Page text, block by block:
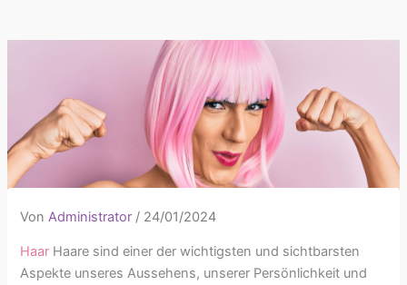
VonAdministrator / 24/01/2024
Haar Haare sind einer der wichtigsten und sichtbarsten
Aspekte unseres Aussehens, unserer Persönlichkeit und